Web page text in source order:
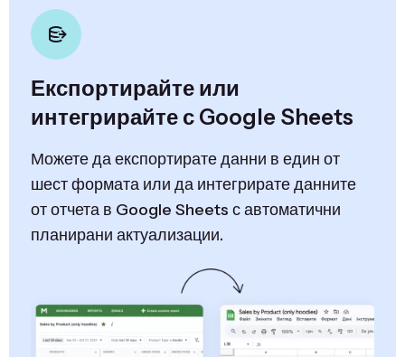
Експортирайте или
интегрирайте с Google Sheets
Можете да експортирате данни в един от
шест формата или да интегрирате данните
от отчета в Google Sheets с автоматични
планирани актуализации.